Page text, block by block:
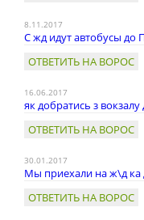
8.11.2017
С жд идут автобусы до
ОТВЕТИТЬ НА ВОРОС
16.06.2017
як добратись з вокзалу
ОТВЕТИТЬ НА ВОРОС
30.01.2017
Мы приехали на ж\д ка
ОТВЕТИТЬ НА ВОРОС